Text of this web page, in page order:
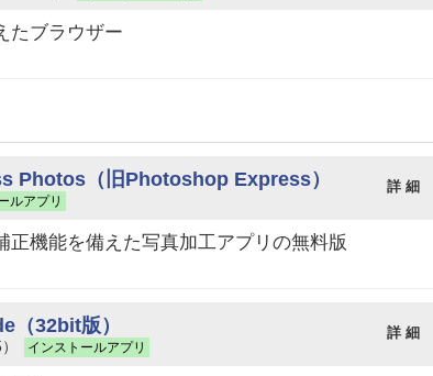
たブラウザー
Photos（旧Photoshop Express）
ルアプリ
詳 細
正機能を備えた写真加工アプリの無料版
（32bit版）
インストールアプリ
詳 細